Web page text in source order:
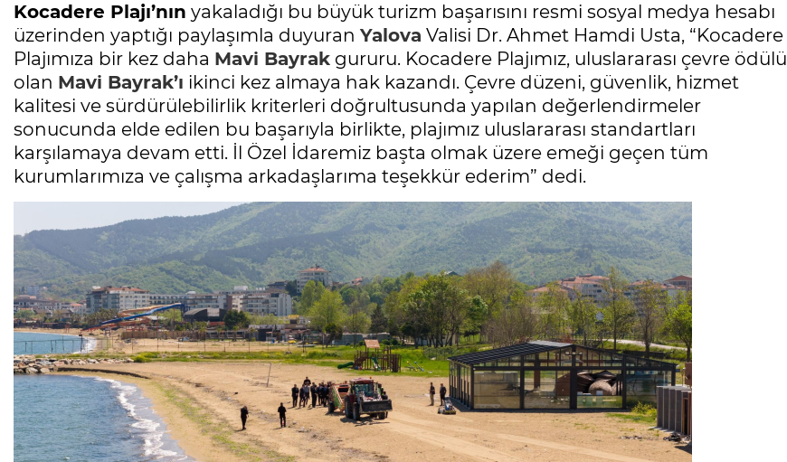
Kocadere Plajı’nın yakaladığı bu büyük turizm başarısını resmi sosyal medya hesabı
üzerinden yaptığı paylaşımla duyuran Yalova Valisi Dr. Ahmet Hamdi Usta, “Kocadere
Plajımıza bir kez daha Mavi Bayrak gururu. Kocadere Plajımız, uluslararası çevre ödülü
olan Mavi Bayrak’ı ikinci kez almaya hak kazandı. Çevre düzeni, güvenlik, hizmet
kalitesi ve sürdürülebilirlik kriterleri doğrultusunda yapılan değerlendirmeler
sonucunda elde edilen bu başarıyla birlikte, plajımız uluslararası standartları
karşılamaya devam etti. İl Özel İdaremiz başta olmak üzere emeği geçen tüm
kurumlarımıza ve çalışma arkadaşlarıma teşekkür ederim” dedi.